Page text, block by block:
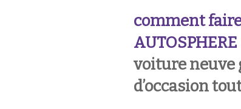
comment
AUTOSPHERE
voiture neuve
d’occasion